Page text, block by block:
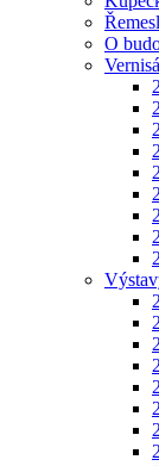
O